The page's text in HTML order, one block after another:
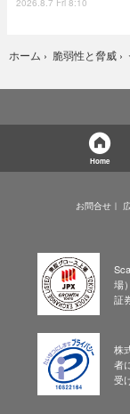
2026.8.7 Fri 8:10
ホーム › 脆弱性と脅威 ›
Home
お問合せ
場
証
株
者
受